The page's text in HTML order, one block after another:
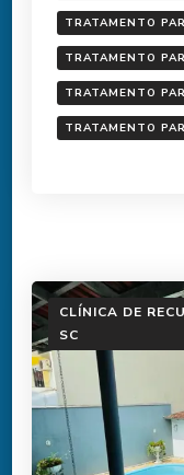
TRATAMENTO
TRATAMENTO
TRATAMENTO
TRATAMENTO
CLÍNICA DE
SC